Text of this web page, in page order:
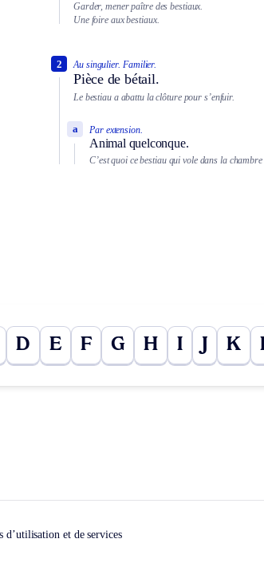
Garder, mener paître des bestiaux.
Une foire aux bestiaux.
Au singulier. Familier.
Pièce de bétail.
2
Le bestiau a abattu la clôture pour s’enfuir.
Par extension.
Animal quelconque.
a
C’est quoi ce bestiau qui vole dans la
D E F G H I J K
d’utilisation et de services